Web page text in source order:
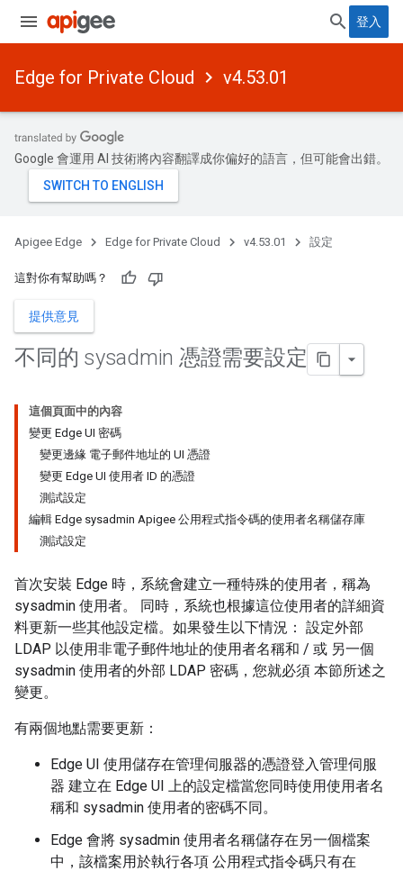
登入
Edge for Private Cloud v4.53.01
Google 會運用 AI 技術將內容翻譯成你偏好的語言，但可能會出錯。
Apigee Edge Edge for Private Cloud v4.53.01 設定
這對你有幫助嗎？
提供意見
不同的 sysadmin 憑證需要設定
這個頁面中的內容
變更 Edge UI 密碼
變更邊緣 電子郵件地址的 UI 憑證
變更 Edge UI 使用者 ID 的憑證
測試設定
編輯 Edge sysadmin Apigee 公用程式指令碼的使用者名稱儲存庫
測試設定
首次安裝 Edge 時，系統會建立一種特殊的使用者，稱為
sysadmin 使用者。 同時，系統也根據這位使用者的詳細資
料更新一些其他設定檔。如果發生以下情況： 設定外部
LDAP 以使用非電子郵件地址的使用者名稱和 / 或 另一個
sysadmin 使用者的外部 LDAP 密碼，您就必須 本節所述之
變更。
有兩個地點需要更新：
Edge UI 使用儲存在管理伺服器的憑證登入管理伺服
器 建立在 Edge UI 上的設定檔當您同時使用使用者名
稱和 sysadmin 使用者的密碼不同。
Edge 會將 sysadmin 使用者名稱儲存在另一個檔案
中，該檔案用於執行各項 公用程式指令碼只有在